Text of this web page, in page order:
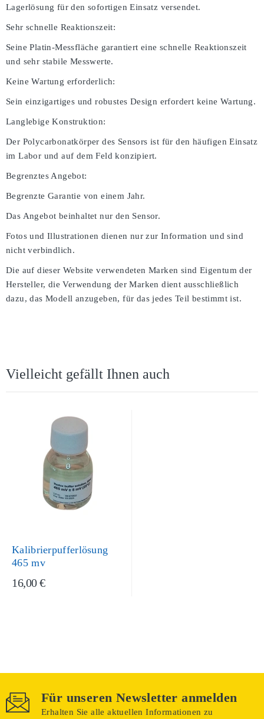
Lagerlösung für den sofortigen Einsatz versendet.
Sehr schnelle Reaktionszeit:
Seine Platin-Messfläche garantiert eine schnelle Reaktionszeit
und sehr stabile Messwerte.
Keine Wartung erforderlich:
Sein einzigartiges und robustes Design erfordert keine Wartung.
Langlebige Konstruktion:
Der Polycarbonatkörper des Sensors ist für den häufigen Einsatz
im Labor und auf dem Feld konzipiert.
Begrenztes Angebot:
Begrenzte Garantie von einem Jahr.
Das Angebot beinhaltet nur den Sensor.
Fotos und Illustrationen dienen nur zur Information und sind
nicht verbindlich.
Die auf dieser Website verwendeten Marken sind Eigentum der
Hersteller, die Verwendung der Marken dient ausschließlich
dazu, das Modell anzugeben, für das jedes Teil bestimmt ist.
Vielleicht gefällt Ihnen auch
Kalibrierpufferlösung
465 mv
16,00 €
Für unseren Newsletter anmelden
Erhalten Sie alle aktuellen Informationen zu